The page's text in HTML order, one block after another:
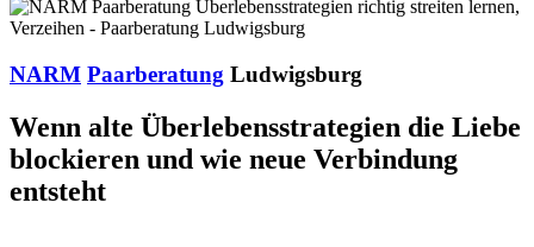
NARM Paarberatung Ludwigsburg
Wenn alte Überlebensstrategien die Liebe
blockieren und wie neue Verbindung
entsteht